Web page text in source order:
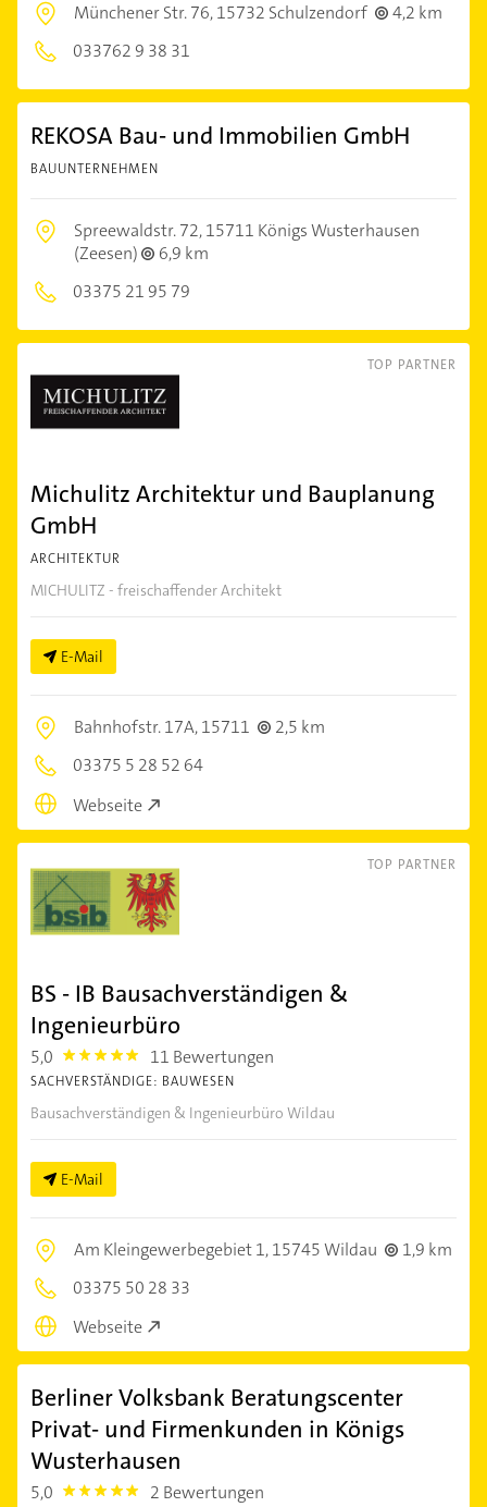
Münchener Str. 76,15732 Schulzendorf
4,2 km
033762 9 38 31
REKOSA Bau- und Immobilien GmbH
BAUUNTERNEHMEN
Spreewaldstr. 72,15711 Königs Wusterhausen
(Zeesen)
6,9 km
03375 21 95 79
TOP PARTNER
Michulitz Architektur und Bauplanung
GmbH
ARCHITEKTUR
MICHULITZ - freischaffender Architekt
E-Mail
Bahnhofstr. 17A,15711
2,5 km
03375 5 28 52 64
Webseite
TOP PARTNER
BS - IB Bausachverständigen &
Ingenieurbüro
5,0 5.0 11 Bewertungen
SACHVERSTÄNDIGE: BAUWESEN
Bausachverständigen & Ingenieurbüro Wildau
E-Mail
Am Kleingewerbegebiet 1,15745 Wildau
1,9 km
03375 50 28 33
Webseite
Berliner Volksbank Beratungscenter
Privat- und Firmenkunden in Königs
Wusterhausen
5,0 5.0 2 Bewertungen